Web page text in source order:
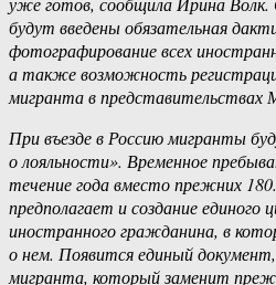
будут введены обязательная
фотографирование всех
а также возможность
мигранта в представительствах
При въезде в Россию мигранты
о лояльности». Временное
течение года вместо прежних
предполагает и создание единого
иностранного гражданина, в
о нем. Появится единый
мигранта, который заменит